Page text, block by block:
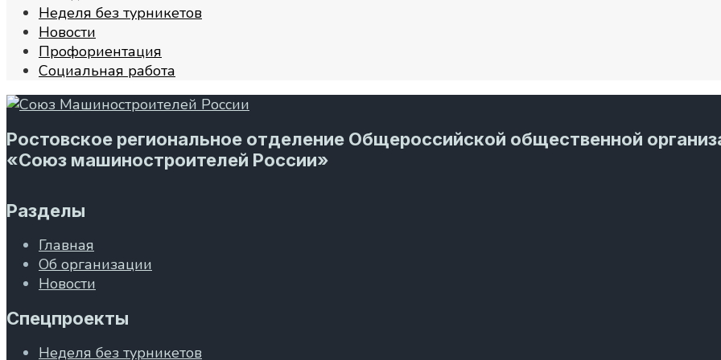
Неделя без турникетов
Новости
Профориентация
Социальная работа
Ростовское региональное отделение Общероссийской общественной
«Союз машиностроителей России»
Разделы
Главная
Об организации
Новости
Спецпроекты
Неделя без турникетов